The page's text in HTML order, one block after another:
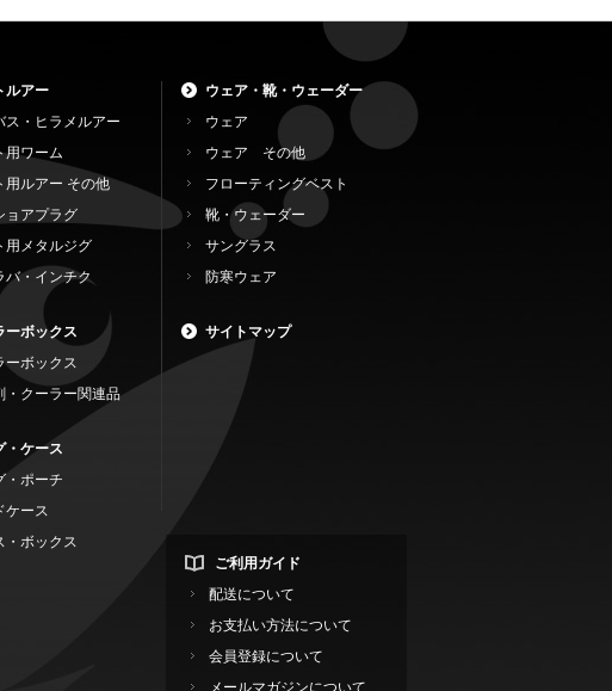
ルアー
ス・ヒラメルアー
用ワーム
用ルアー その他
ョアプラグ
用メタルジグ
バ・インチク
ーボックス
ーボックス
・クーラー関連品
・ケース
・ポーチ
ケース
・ボックス
ウェア・靴・ウェーダー
ウェア
ウェア その他
フローティングベスト
靴・ウェーダー
サングラス
防寒ウェア
サイトマップ
ご利用ガイド
配送について
お支払い方法について
会員登録について
メールマガジンについて